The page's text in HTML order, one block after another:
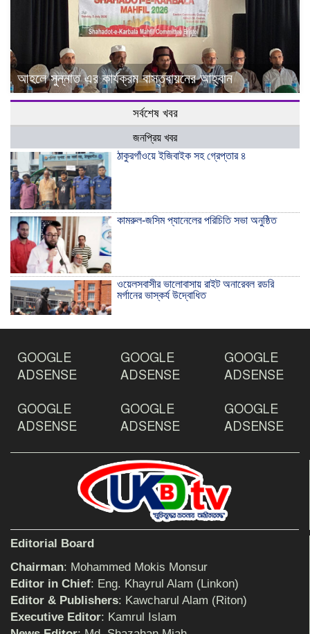
আহলে সুন্নাত এর কার্যক্রম বাস্তবায়নের আহ্বান
সর্বশেষ খবর
জনপ্রিয় খবর
ঠাকুরগাঁওয়ে ইজিবাইক সহ গ্রেপ্তার ৪
কামরুল-জসিম প্যানেলের পরিচিতি সভা অনুষ্ঠিত
ওয়েলসবাসীর ভালোবাসায় রাইট অনারেবল রডরি
মর্গানের ভাস্কর্য উদ্বোধিত
দেশ রক্ষায় প্রগতিশীল সাংবাদিকদের ভুমিকা গুরুত্বপূর্ণ
-মহিবুল হাসান চৌধুরী
আহলে সুন্নাত এর কার্যক্রম বাস্তবায়নের আহ্বান
বিমানের সিলেট-ম্যানচেস্টার সরাসরি ফ্লাইট চালু হচ্ছে
সোমবার
GOOGLE
ADSENSE
GOOGLE
ADSENSE
GOOGLE
ADSENSE
GOOGLE
ADSENSE
GOOGLE
ADSENSE
GOOGLE
ADSENSE
Editorial Board
Chairman: Mohammed Mokis Monsur
Editor in Chief: Eng. Khayrul Alam (Linkon)
Editor & Publishers: Kawcharul Alam (Riton)
Executive Editor: Kamrul Islam